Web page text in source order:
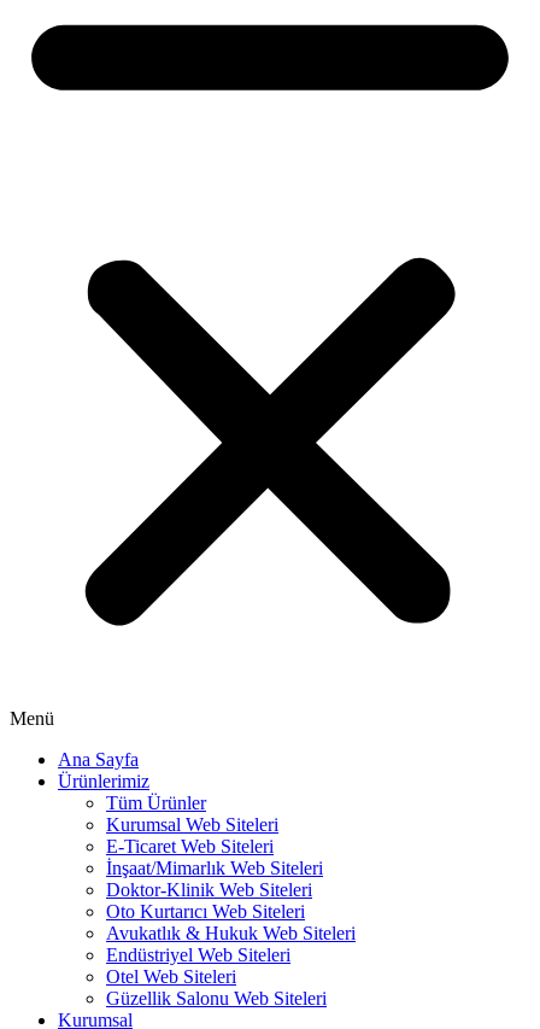
Menü
Ana Sayfa
Ürünlerimiz
Tüm Ürünler
Kurumsal Web Siteleri
E-Ticaret Web Siteleri
İnşaat/Mimarlık Web Siteleri
Doktor-Klinik Web Siteleri
Oto Kurtarıcı Web Siteleri
Avukatlık & Hukuk Web Siteleri
Endüstriyel Web Siteleri
Otel Web Siteleri
Güzellik Salonu Web Siteleri
Kurumsal